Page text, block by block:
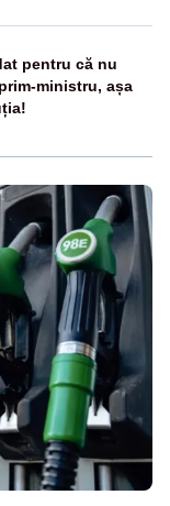
pentru că nu
ministru, așa